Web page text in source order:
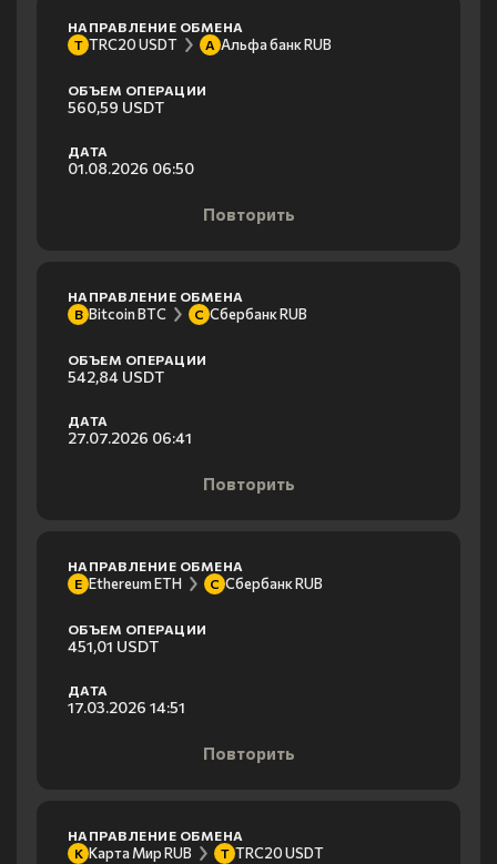
НАПРАВЛЕНИЕ ОБМЕНА
T TRC20 USDT А Альфа банк RUB
ОБЪЕМ ОПЕРАЦИИ
560,59 USDT
ДАТА
01.08.2026 06:50
Повторить
НАПРАВЛЕНИЕ ОБМЕНА
B Bitcoin BTC С Сбербанк RUB
ОБЪЕМ ОПЕРАЦИИ
542,84 USDT
ДАТА
27.07.2026 06:41
Повторить
НАПРАВЛЕНИЕ ОБМЕНА
E Ethereum ETH С Сбербанк RUB
ОБЪЕМ ОПЕРАЦИИ
451,01 USDT
ДАТА
17.03.2026 14:51
Повторить
НАПРАВЛЕНИЕ ОБМЕНА
К Карта Мир RUB T TRC20 USDT